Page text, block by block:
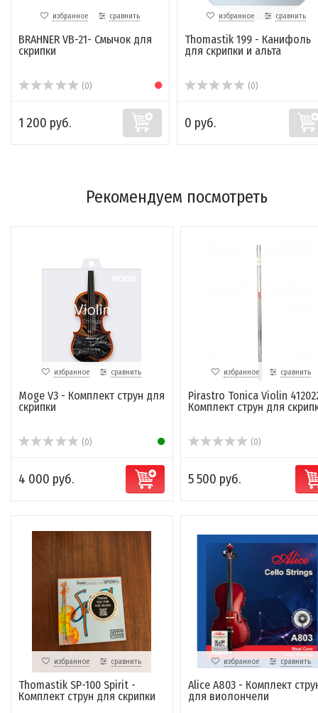
избранное сравнить
BRAHNER VB-21- Смычок для
скрипки
(0)
1 200 руб.
избранное сравнить
Thomastik 199 - Канифоль
для скрипки и альта
(0)
0 руб.
Рекомендуем посмотреть
избранное сравнить
Moge V3 - Комплект струн для
скрипки
(0)
4 000 руб.
избранное сравнить
Pirastro Tonica Violin
Комплект струн для
(0)
5 500 руб.
избранное сравнить
Thomastik SP-100 Spirit -
Комплект струн для скрипки
избранное сравнить
Alice A803 - Комплект
для виолончели